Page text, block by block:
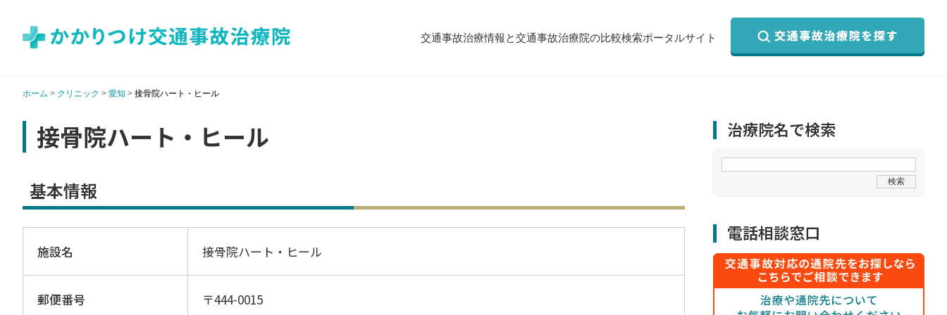
交通事故治療情報と交通事故治療院の比較検索ポータルサイト
ホーム > クリニック > 愛知 > 接骨院ハート・ヒール
接骨院ハート・ヒール
基本情報
施設名 接骨院ハート・ヒール
郵便番号 〒444-0015
治療院名で検索
電話相談窓口